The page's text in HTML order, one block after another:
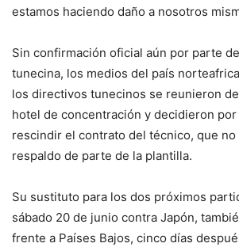
estamos haciendo daño a nosotros
Sin confirmación oficial aún por parte
tunecina, los medios del país
los directivos tunecinos se reunieron
hotel de concentración y decidieron por
rescindir el contrato del técnico, que no
respaldo de parte de la plantilla.
Su sustituto para los dos próximos
sábado 20 de junio contra Japón,
frente a Países Bajos, cinco días